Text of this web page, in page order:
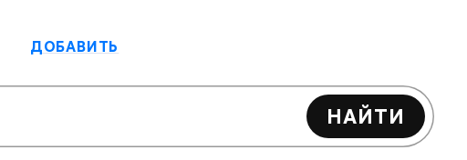
ДОБАВИТЬ
НАЙТИ